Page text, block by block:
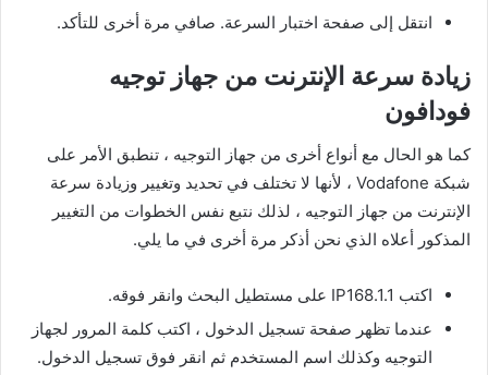
انتقل إلى صفحة اختبار السرعة. صافي مرة أخرى للتأكد.
زيادة سرعة الإنترنت من جهاز توجيه
فودافون
كما هو الحال مع أنواع أخرى من جهاز التوجيه ، تنطبق الأمر على
شبكة Vodafone ، لأنها لا تختلف في تحديد وتغيير وزيادة سرعة
الإنترنت من جهاز التوجيه ، لذلك نتبع نفس الخطوات من التغيير
المذكور أعلاه الذي نحن أذكر مرة أخرى في ما يلي.
اكتب IP168.1.1 على مستطيل البحث وانقر فوقه.
عندما تظهر صفحة تسجيل الدخول ، اكتب كلمة المرور لجهاز
التوجيه وكذلك اسم المستخدم ثم انقر فوق تسجيل الدخول.